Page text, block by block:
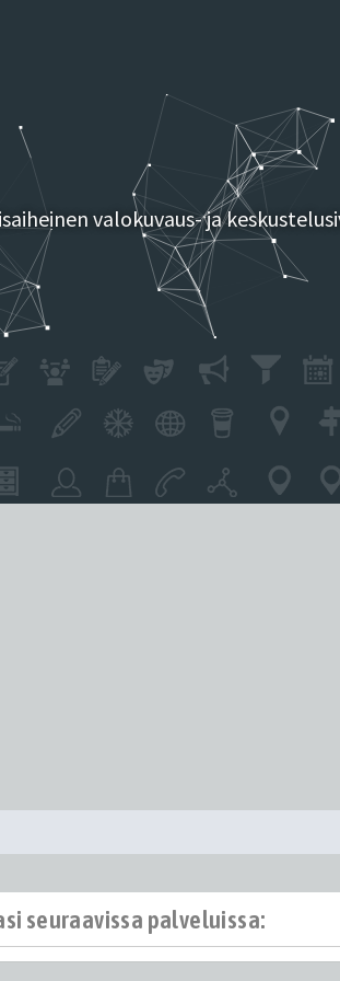
valokuvaus- ja
seuraavissa palveluissa: